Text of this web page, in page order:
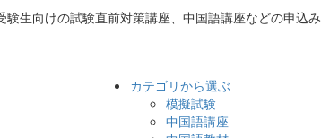
験生向けの試験直前対策講座、中国語講座などの申込み
カテゴリから選ぶ
模擬試験
中国語講座